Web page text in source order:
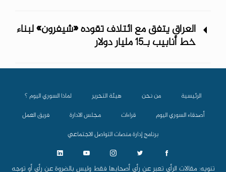
العراق يتفق مع ائتلاف تقوده «شيفرون» لبناء
خط أنابيب بـ15 مليار دولار
الرئيسية من نحن هيئة التحرير
لماذا السوري اليوم ؟
أصدقاء السوري اليوم
قراءات مجلس الادارة
فريق العمل
برنامج إدارة منصات التواصل الاجتماعي
تنويه: مقالات الرأي تعبر عن رأي أصحابها فقط وليس بالضروة عن رأي أو توجه